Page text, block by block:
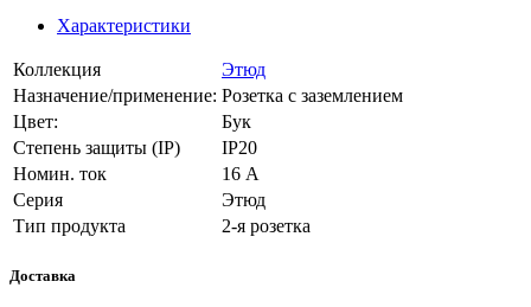
Характеристики
Коллекция
Этюд
Назначение/применение: Розетка с заземлением
Цвет:
Бук
Степень защиты (IP)
IP20
Номин. ток
16 А
Серия
Этюд
Тип продукта
2-я розетка
Доставка